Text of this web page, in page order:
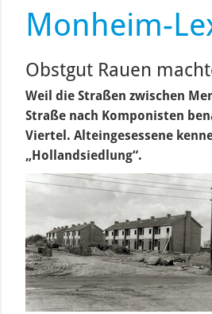
Monheim-
Obstgut Rauen
Weil die Straßen zwischen
Straße nach Komponisten
Viertel. Alteingesessene
„Hollandsiedlung“.